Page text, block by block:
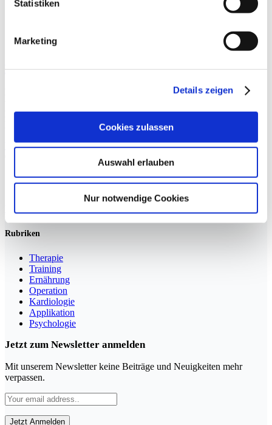
Statistiken
Marketing
Details zeigen
Cookies zulassen
Auswahl erlauben
Nur notwendige Cookies
Einzeitige Knorpelzelltransplantation
Die operative Behandlung von vollschich­tigen Knorpelschäden ist
Behandlungsmöglichkeiten mit Vor- und Nachteilen. So lassen sich
kleinere Defekte mittels Mikro-
Weiterlesen »
Sportmedizin für Ärzte, Therapeuten und Trainer
Rubriken
Therapie
Training
Ernährung
Operation
Kardiologie
Applikation
Psychologie
Jetzt zum Newsletter anmelden
Mit unserem Newsletter keine Beiträge und Neuigkeiten mehr
verpassen.